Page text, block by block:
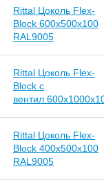
Rittal Цоколь Flex-
Block 600x500x100
RAL9005
Rittal Цоколь Flex-
Block с
Rittal Цоколь Flex-
Block 400x500x100
RAL9005